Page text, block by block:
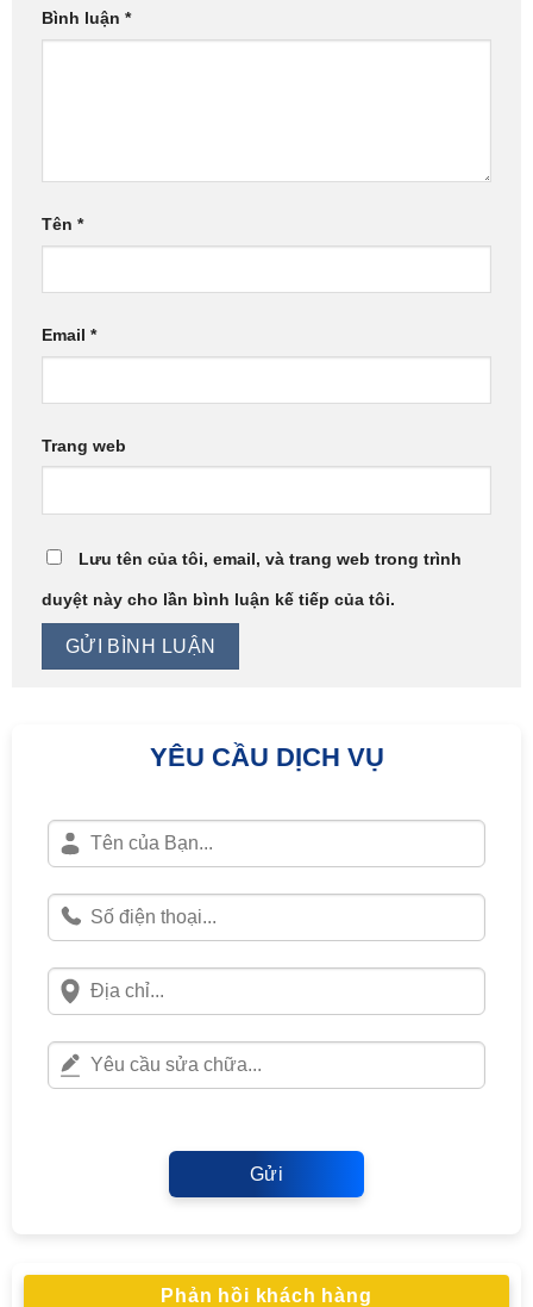
Bình luận *
Tên *
Email *
Trang web
Lưu tên của tôi, email, và trang web trong trình
duyệt này cho lần bình luận kế tiếp của tôi.
YÊU CẦU DỊCH VỤ
Gửi
Phản hồi khách hàng